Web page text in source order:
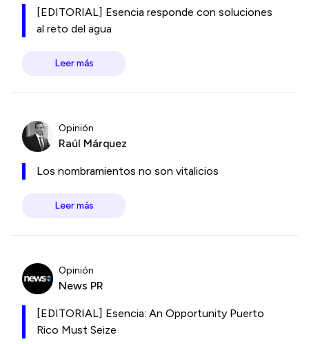
[EDITORIAL] Esencia responde con soluciones
al reto del agua
Leer más
Opinión
Raúl Márquez
Los nombramientos no son vitalicios
Leer más
Opinión
News PR
[EDITORIAL] Esencia: An Opportunity Puerto
Rico Must Seize